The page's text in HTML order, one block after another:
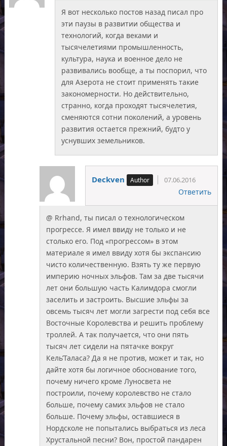
Я вот несколько постов назад писал про
эти паузы в развитии общества и
технологий, когда веками и
тысячелетиями промышленность,
культура, наука и военное дело не
развивались вообще, а ты поспорил, что
для Азерота не стоит применять такие
закономерности. Но действительно,
странно, когда проходят тысячелетия,
сменяются сотни поколений, а уровень
развития остается прежний, будто у
уснувших земельников.
Deckven 07.06.2016
Ответить
@ Rrhand, ты писал о технологическом
прогрессе. Я имел ввиду не только и не
столько его. Под «прогрессом» в этом
материале я имел ввиду хотя бы экспансию
чисто количественную. Взять ту же первую
империю ночных эльфов. Там за две тысячи
лет они большую часть Калимдора смогли
заселить и застроить. Высшие эльфы за
овсемь тысяч лет могли загрести под себя все
Восточные Королевства и решить проблему
троллей. А так получается, что они пять
тысяч лет сидели на пятачке вокруг
Кель’Таласа? Да я не против, может и так, но
дайте хотя бы логичное обоснование того,
почему ничего кроме Луносвета не
построили, почему королевство не стало
больше, почему самих эльфов не стало
больше. Почему эльфы, оставшиеся в
Нордсколе не попытались выбраться из леса
Хрустальной песни? Вон, простой пандарен